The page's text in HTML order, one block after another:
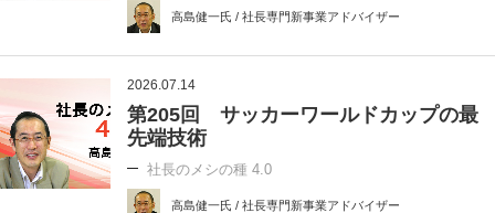
高島健一氏 / 社長専門新事業アドバイザー
2026.07.14
第205回 サッカーワールドカップの最
先端技術
社長のメシの種 4.0
高島健一氏 / 社長専門新事業アドバイザー